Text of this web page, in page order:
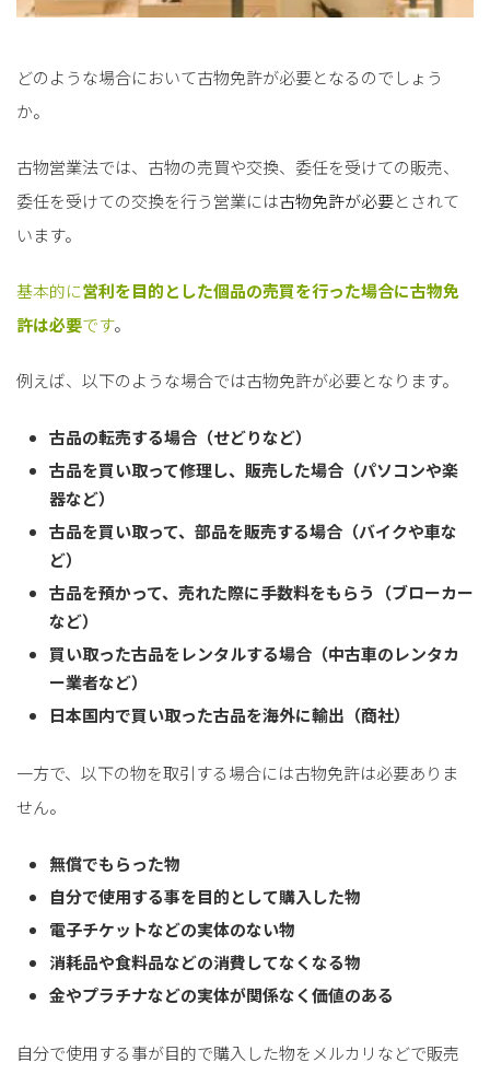
どのような場合において古物免許が必要となるのでしょう
か。
古物営業法では、 古物の売買や交換、委任を受けての販売、
委任を受けての交換を行う営業には古物免許が必要とされて
います。
基本的に営利を目的とした個品の売買を行った場合に古物免
許は必要です。
例えば、以下のような場合では古物免許が必要となります。
古品の転売する場合（せどりなど）
古品を買い取って修理し、販売した場合（パソコンや楽
器など）
古品を買い取って、部品を販売する場合（バイクや車な
ど）
古品を預かって、売れた際に手数料をもらう（ブローカー
など）
買い取った古品をレンタルする場合（中古車のレンタカ
ー業者など）
日本国内で買い取った古品を海外に輸出（商社）
一方で、以下の物を取引する場合には古物免許は必要ありま
せん。
無償でもらった物
自分で使用する事を目的として購入した物
電子チケットなどの実体のない物
消耗品や食料品などの消費してなくなる物
金やプラチナなどの実体が関係なく価値のある
自分で使用する事が目的で購入した物をメルカリなどで販売